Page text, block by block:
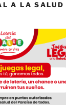
A LA SALUD